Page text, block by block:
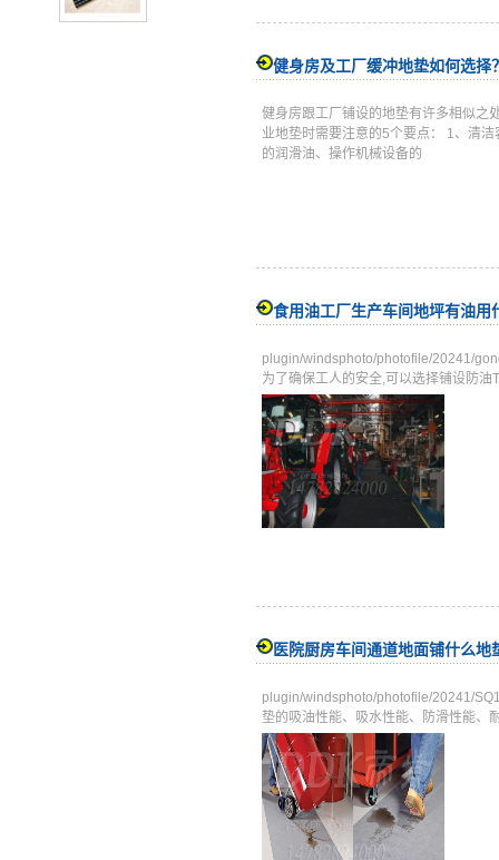
健身房及工厂缓冲地垫如何选择
健身房跟工厂铺设的地垫有许多相似之
业地垫时需要注意的5个要点： 1、清
的润滑油、操作机械设备的
食用油工厂生产车间地坪有油用
plugin/windsphoto/photofile/20241/
为了确保工人的安全,可以选择铺设防油
医院厨房车间通道地面铺什么
plugin/windsphoto/photofile/20241/
垫的吸油性能、吸水性能、防滑性能、